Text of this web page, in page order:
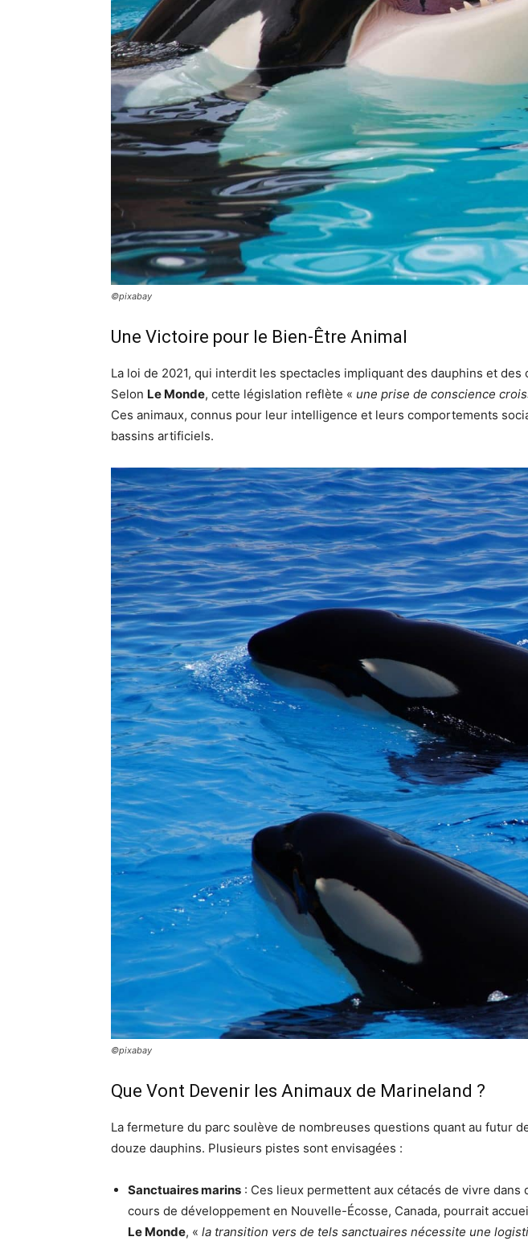
©pixabay
Une Victoire pour le Bien-Être Animal
La loi de 2021, qui interdit les spectacles impliquant des dauphins et
Selon Le Monde, cette législation reflète « une prise de conscience
Ces animaux, connus pour leur intelligence et leurs comportements
bassins artificiels.
©pixabay
Que Vont Devenir les Animaux de Marineland ?
La fermeture du parc soulève de nombreuses questions quant au futur
douze dauphins. Plusieurs pistes sont envisagées :
Sanctuaires marins : Ces lieux permettent aux cétacés de vivre
cours de développement en Nouvelle-Écosse, Canada, pourrait
Le Monde, « la transition vers de tels sanctuaires nécessite une